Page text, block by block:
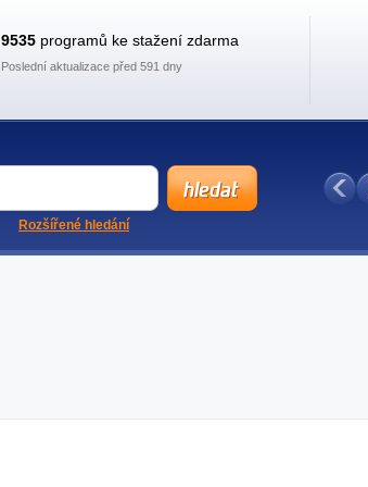
9535 programů ke stažení zdarma
Poslední aktualizace před 591 dny
Rozšířené hledání